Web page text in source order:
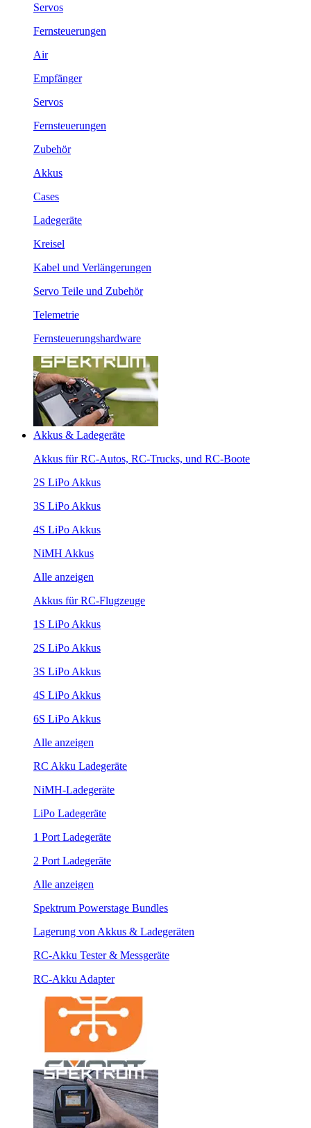
Servos
Fernsteuerungen
Air
Empfänger
Servos
Fernsteuerungen
Zubehör
Akkus
Cases
Ladegeräte
Kreisel
Kabel und Verlängerungen
Servo Teile und Zubehör
Telemetrie
Fernsteuerungshardware
Akkus & Ladegeräte
Akkus für RC-Autos, RC-Trucks, und RC-Boote
2S LiPo Akkus
3S LiPo Akkus
4S LiPo Akkus
NiMH Akkus
Alle anzeigen
Akkus für RC-Flugzeuge
1S LiPo Akkus
2S LiPo Akkus
3S LiPo Akkus
4S LiPo Akkus
6S LiPo Akkus
Alle anzeigen
RC Akku Ladegeräte
NiMH-Ladegeräte
LiPo Ladegeräte
1 Port Ladegeräte
2 Port Ladegeräte
Alle anzeigen
Spektrum Powerstage Bundles
Lagerung von Akkus & Ladegeräten
RC-Akku Tester & Messgeräte
RC-Akku Adapter